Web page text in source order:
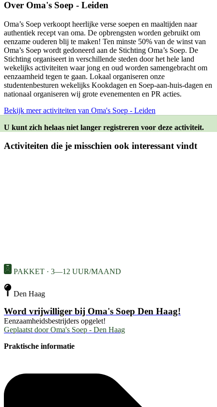
Over Oma's Soep - Leiden
Oma’s Soep verkoopt heerlijke verse soepen en maaltijden naar
authentiek recept van oma. De opbrengsten worden gebruikt om
eenzame ouderen blij te maken! Ten minste 50% van de winst van
Oma’s Soep wordt gedoneerd aan de Stichting Oma’s Soep. De
Stichting organiseert in verschillende steden door het hele land
wekelijks activiteiten waar jong en oud worden samengebracht om
eenzaamheid tegen te gaan. Lokaal organiseren onze
studentenbesturen wekelijks Kookdagen en Soep-aan-huis-dagen en
nationaal organiseren wij grote evenementen en PR acties.
Bekijk meer activiteiten van Oma's Soep - Leiden
U kunt zich helaas niet langer registreren voor deze activiteit.
Activiteiten die je misschien ook interessant vindt
PAKKET · 3—12 UUR/MAAND
Den Haag
Word vrijwilliger bij Oma's Soep Den Haag!
Eenzaamheidsbestrijders opgelet!
Geplaatst door Oma's Soep - Den Haag
Praktische informatie